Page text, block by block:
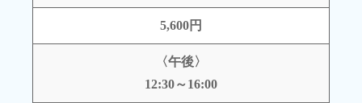
5,600円
〈午後〉
12:30～16:00